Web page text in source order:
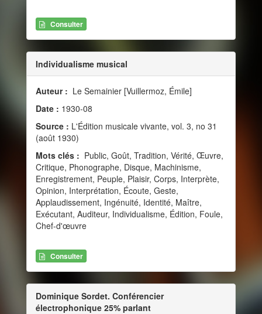
Consulter
Individualisme musical
Auteur : Le Semainier [Vuillermoz, Émile]
Date : 1930-08
Source : L'Édition musicale vivante, vol. 3, no 31
(août 1930)
Mots clés : Public, Goût, Tradition, Vérité, Œuvre,
Critique, Phonographe, Disque, Machinisme,
Enregistrement, Peuple, Plaisir, Corps, Interprète,
Opinion, Interprétation, Écoute, Geste,
Applaudissement, Ingénuité, Identité, Maître,
Exécutant, Auditeur, Individualisme, Édition, Foule,
Chef-d'œuvre
Consulter
Dominique Sordet. Conférencier
électrophonique 25% parlant